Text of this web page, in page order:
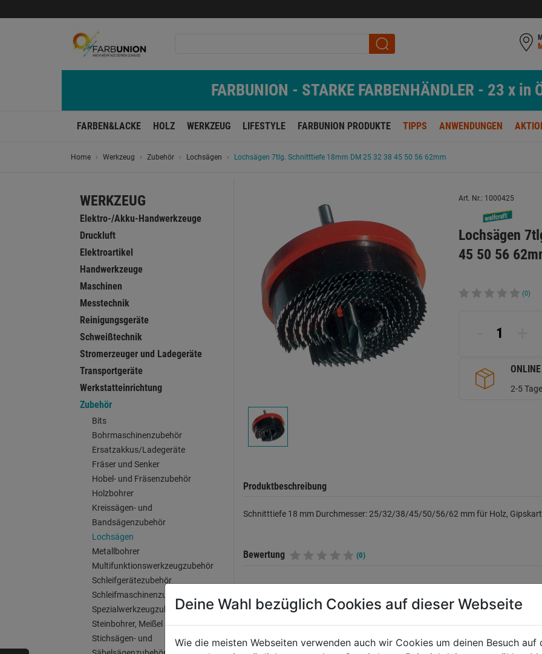
FARBUNION - STARKE FARBENHÄNDLER - 23 x in
FARBEN&LACKE HOLZ WERKZEUG LIFESTYLE FARBUNION PRODUKTE TIPPS ANWENDUNGEN
Home Werkzeug Zubehör Lochsägen Lochsägen 7tlg. Schnitttiefe 18mm DM 25 32 38 45 50 56 62mm
WERKZEUG
Elektro-/Akku-Handwerkzeuge
Druckluft
Elektroartikel
Handwerkzeuge
Maschinen
Messtechnik
Reinigungsgeräte
Schweißtechnik
Stromerzeuger und Ladegeräte
Transportgeräte
Werkstatteinrichtung
Zubehör
Bits
Bohrmaschinenzubehör
Ersatzakkus/Ladegeräte
Fräser und Senker
Hobel- und Fräsenzubehör
Holzbohrer
Kreissägen- und
Bandsägenzubehör
Lochsägen
Metallbohrer
Multifunktionswerkzeugzubehör
Schleifgerätezubehör
Schleifmaschinenzubehör
Spezialwerkzeugzubehör
Steinbohrer, Meißel
Stichsägen- und
Art. Nr.: 1000425
Lochsägen
45 50 56
(0)
2-5
Produktbeschreibung
Schnitttiefe 18 mm Durchmesser: 25/32/38/45/50/56/62 mm für Holz,
Bewertung (0)
WEITERE PRODUKTE AUS DIESER KATEGORIE
Deine Wahl bezüglich Cookies auf dieser Webseite
Wie die meisten Webseiten verwenden auch wir Cookies um deinen Besuch auf